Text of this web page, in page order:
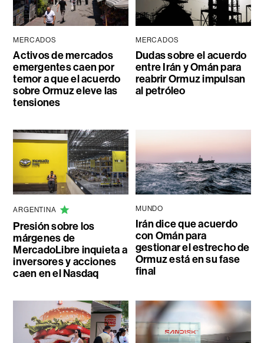
MERCADOS
Activos de mercados
emergentes caen por
temor a que el acuerdo
sobre Ormuz eleve las
tensiones
MERCADOS
Dudas sobre el acuerdo
entre Irán y Omán para
reabrir Ormuz impulsan
al petróleo
ARGENTINA
Presión sobre los
márgenes de
MercadoLibre inquieta a
inversores y acciones
caen en el Nasdaq
MUNDO
Irán dice que acuerdo
con Omán para
gestionar el estrecho de
Ormuz está en su fase
final